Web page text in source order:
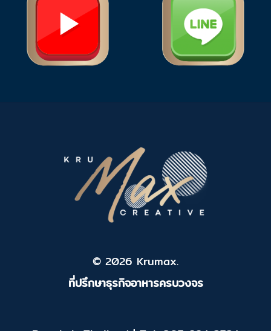
© 2026 Krumax.
ที่ปรึกษาธุรกิจอาหารครบวงจร